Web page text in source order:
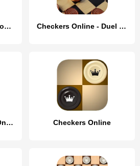
Checkers LiveGames online Checkers Online - Duel friends
Checkers: Checkers Online- Dam Checkers Online